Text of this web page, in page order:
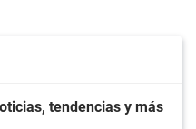
tendencias y más